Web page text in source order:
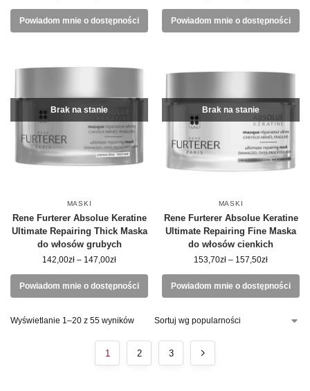
Powiadom mnie o dostępności Powiadom mnie o dostępności
Brak na stanie
MASKI
Rene Furterer Absolue Keratine
Ultimate Repairing Thick Maska
do włosów grubych
142,00zł – 147,00zł
Powiadom mnie o dostępności
Brak na stanie
MASKI
Rene Furterer Absolue Keratine
Ultimate Repairing Fine Maska
do włosów cienkich
153,70zł – 157,50zł
Powiadom mnie o dostępności
Wyświetlanie 1–20 z 55 wyników
1 2 3